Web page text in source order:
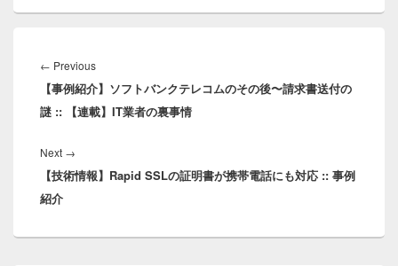
稿
ナ
ビ
ゲ
シ
ョ
ン
← PreviousPrevious
post:
【事例紹介】ソフトバンクテレコムのその後〜請求書送付の
謎 :: 【連載】IT業者の裏事情
Next →
post:
【技術情報】Rapid SSLの証明書が携帯電話にも対応 :: 事例
紹介